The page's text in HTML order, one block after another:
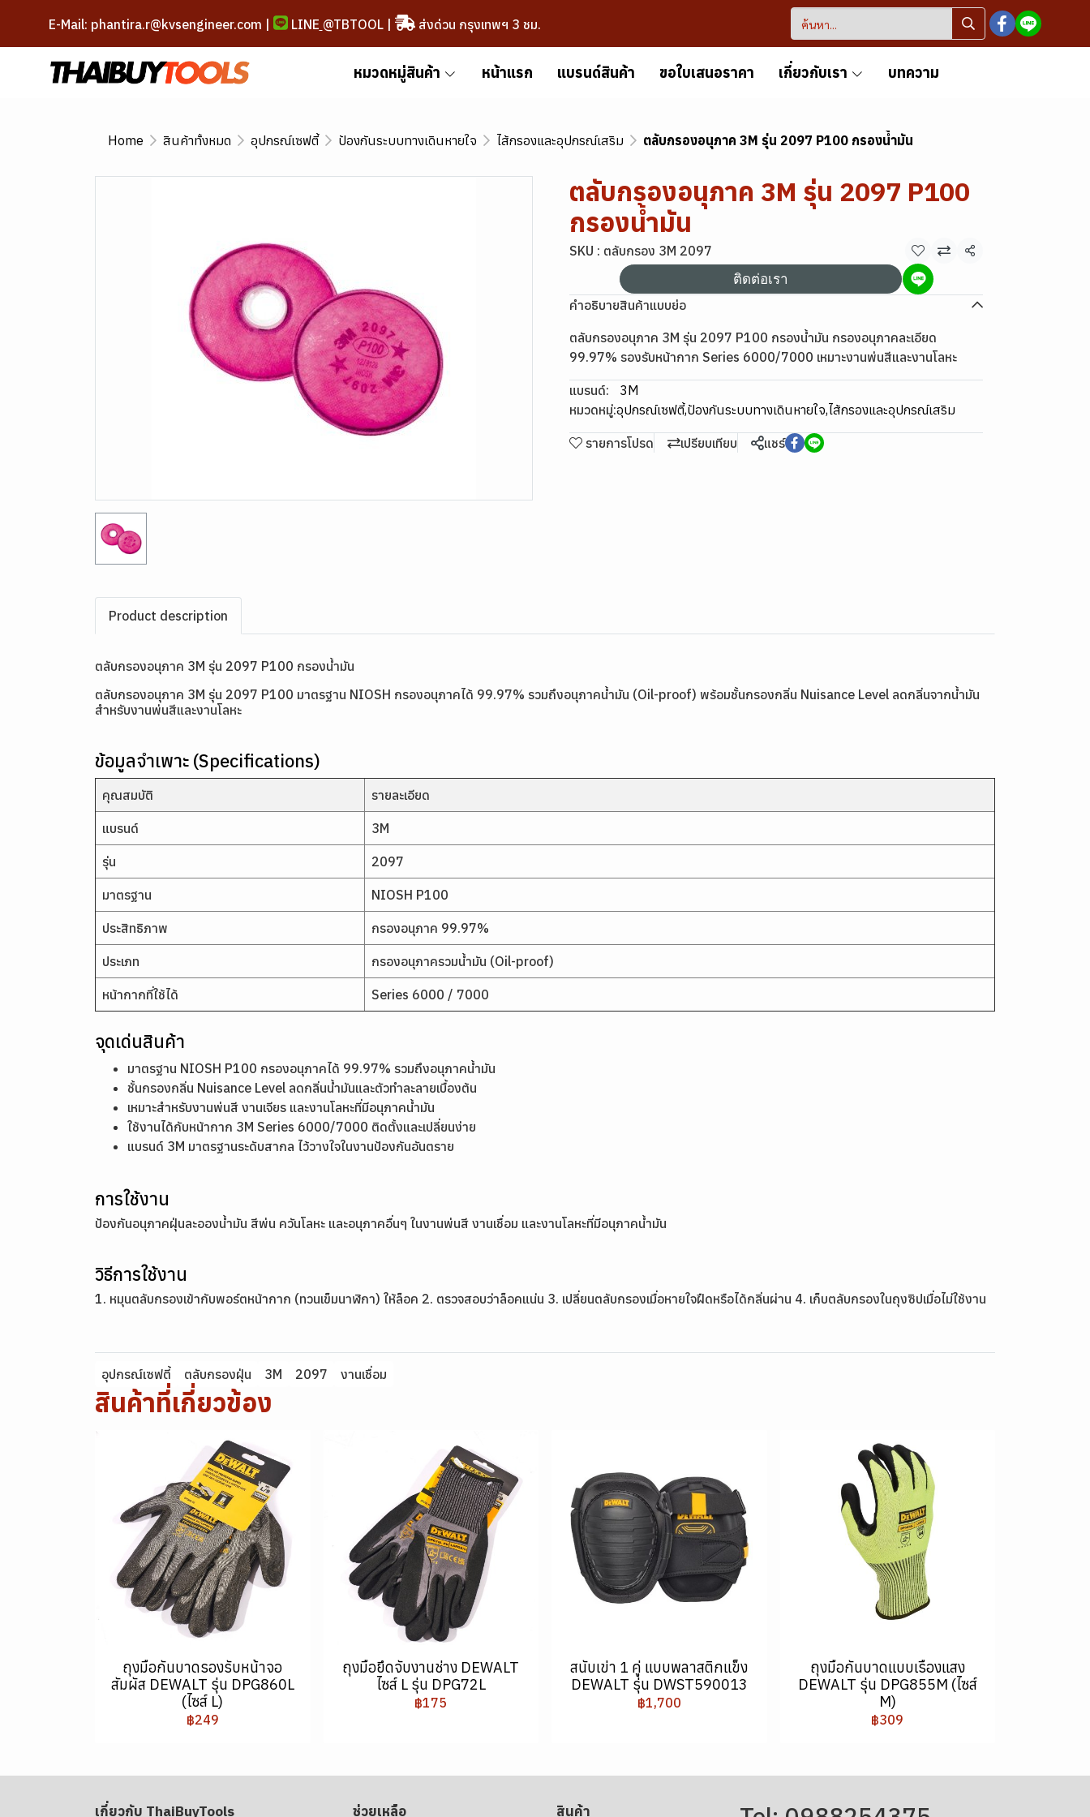
E-Mail: phantira.r@kvsengineer.com | LINE @TBTOOL| ส่งด่วน กรุงเทพฯ 3 ชม.
หมวดหมู่สินค้า หน้าแรก แบรนด์สินค้า ขอใบเสนอราคา เกี่ยวกับเรา บทความ
Home สินค้าทั้งหมด อุปกรณ์เซฟตี้ ป้องกันระบบทางเดินหายใจ ไส้กรองและอุปกรณ์เสริม ตลับกรองอนุภาค 3M รุ่น 2097 P100 กรองน้ำมัน
ตลับกรองอนุภาค 3M รุ่น 2097 P100
กรองน้ำมัน
SKU : ตลับกรอง 3M 2097
แชร์
ติดต่อเรา
คำอธิบายสินค้าแบบย่อ
ตลับกรองอนุภาค 3M รุ่น 2097 P100 กรองน้ำมัน กรองอนุภาคละเอียด
99.97% รองรับหน้ากาก Series 6000/7000 เหมาะงานพ่นสีและงานโลหะ
แบรนด์:
3M
หมวดหมู่:อุปกรณ์เซฟตี้,ป้องกันระบบทางเดินหายใจ,ไส้กรองและอุปกรณ์เสริม
รายการโปรด เปรียบเทียบ แชร์
Product description
ตลับกรองอนุภาค 3M รุ่น 2097 P100 กรองน้ำมัน
ตลับกรองอนุภาค 3M รุ่น 2097 P100 มาตรฐาน NIOSH กรองอนุภาคได้ 99.97% รวมถึงอนุภาคน้ำมัน (Oil-proof) พร้อมชั้นกรองกลิ่น Nuisance Level ลดกลิ่นจากน้ำมัน
สำหรับงานพ่นสีและงานโลหะ
ข้อมูลจำเพาะ (Specifications)
คุณสมบัติ รายละเอียด
แบรนด์ 3M
รุ่น 2097
มาตรฐาน NIOSH P100
ประสิทธิภาพ กรองอนุภาค 99.97%
ประเภท กรองอนุภาครวมน้ำมัน (Oil-proof)
หน้ากากที่ใช้ได้ Series 6000 / 7000
จุดเด่นสินค้า
มาตรฐาน NIOSH P100 กรองอนุภาคได้ 99.97% รวมถึงอนุภาคน้ำมัน
ชั้นกรองกลิ่น Nuisance Level ลดกลิ่นน้ำมันและตัวทำละลายเบื้องต้น
เหมาะสำหรับงานพ่นสี งานเจียร และงานโลหะที่มีอนุภาคน้ำมัน
ใช้งานได้กับหน้ากาก 3M Series 6000/7000 ติดตั้งและเปลี่ยนง่าย
แบรนด์ 3M มาตรฐานระดับสากล ไว้วางใจในงานป้องกันอันตราย
การใช้งาน
ป้องกันอนุภาคฝุ่นละอองน้ำมัน สีพ่น ควันโลหะ และอนุภาคอื่นๆ ในงานพ่นสี งานเชื่อม และงานโลหะที่มีอนุภาคน้ำมัน
วิธีการใช้งาน
1. หมุนตลับกรองเข้ากับพอร์ตหน้ากาก (ทวนเข็มนาฬิกา) ให้ล็อค 2. ตรวจสอบว่าล็อคแน่น 3. เปลี่ยนตลับกรองเมื่อหายใจฝืดหรือได้กลิ่นผ่าน 4. เก็บตลับกรองในถุงซิปเมื่อไม่ใช้งาน
อุปกรณ์เซฟตี้ ตลับกรองฝุ่น 3M 2097 งานเชื่อม
สินค้าที่เกี่ยวข้อง
ถุงมือกันบาดรองรับหน้าจอ
สัมผัส DEWALT รุ่น DPG860L
(ไซส์ L)
฿249
ถุงมือยึดจับงานช่าง DEWALT
ไซส์ L รุ่น DPG72L
฿175
สนับเข่า 1 คู่ แบบพลาสติกแข็ง
DEWALT รุ่น DWST590013
฿1,700
ถุงมือกันบาดแบบเรืองแสง
DEWALT รุ่น DPG855M (ไซส์
M)
฿309
เกี่ยวกับ ThaiBuyTools ช่วยเหลือ สินค้า